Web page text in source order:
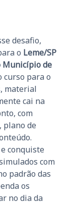
desafio,
o Leme/SP
Município de
curso para o
material
cai na
com
plano de
conquiste
com
padrão das
os
no dia da